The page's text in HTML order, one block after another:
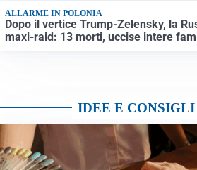
ALLARME IN POLONIA
Dopo il vertice Trump-Zelensky, la
maxi-raid: 13 morti, uccise intere
IDEE E CONSIGLI